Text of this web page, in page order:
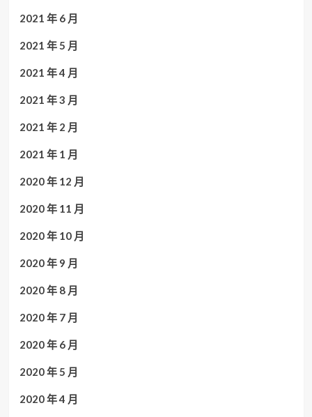
2021 年 6 月
2021 年 5 月
2021 年 4 月
2021 年 3 月
2021 年 2 月
2021 年 1 月
2020 年 12 月
2020 年 11 月
2020 年 10 月
2020 年 9 月
2020 年 8 月
2020 年 7 月
2020 年 6 月
2020 年 5 月
2020 年 4 月